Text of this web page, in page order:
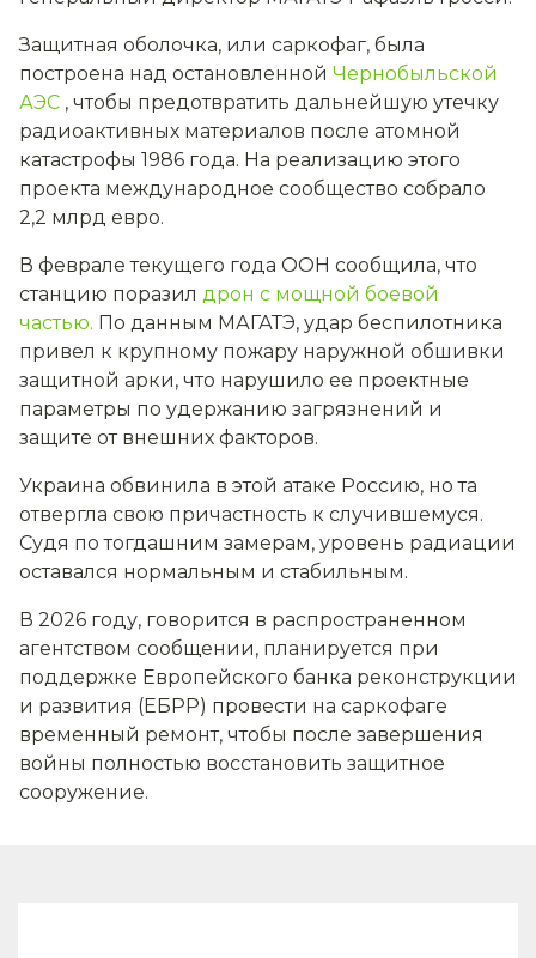
Защитная оболочка, или саркофаг, была
построена над остановленной Чернобыльской
АЭС , чтобы предотвратить дальнейшую утечку
радиоактивных материалов после атомной
катастрофы 1986 года. На реализацию этого
проекта международное сообщество собрало
2,2 млрд евро.
В феврале текущего года ООН сообщила, что
станцию поразил дрон с мощной боевой
частью. По данным МАГАТЭ, удар беспилотника
привел к крупному пожару наружной обшивки
защитной арки, что нарушило ее проектные
параметры по удержанию загрязнений и
защите от внешних факторов.
Украина обвинила в этой атаке Россию, но та
отвергла свою причастность к случившемуся.
Судя по тогдашним замерам, уровень радиации
оставался нормальным и стабильным.
В 2026 году, говорится в распространенном
агентством сообщении, планируется при
поддержке Европейского банка реконструкции
и развития (ЕБРР) провести на саркофаге
временный ремонт, чтобы после завершения
войны полностью восстановить защитное
сооружение.